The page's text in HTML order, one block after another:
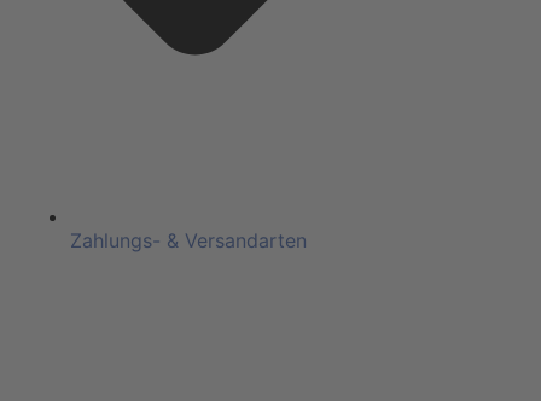
Zahlungs- & Versandarten